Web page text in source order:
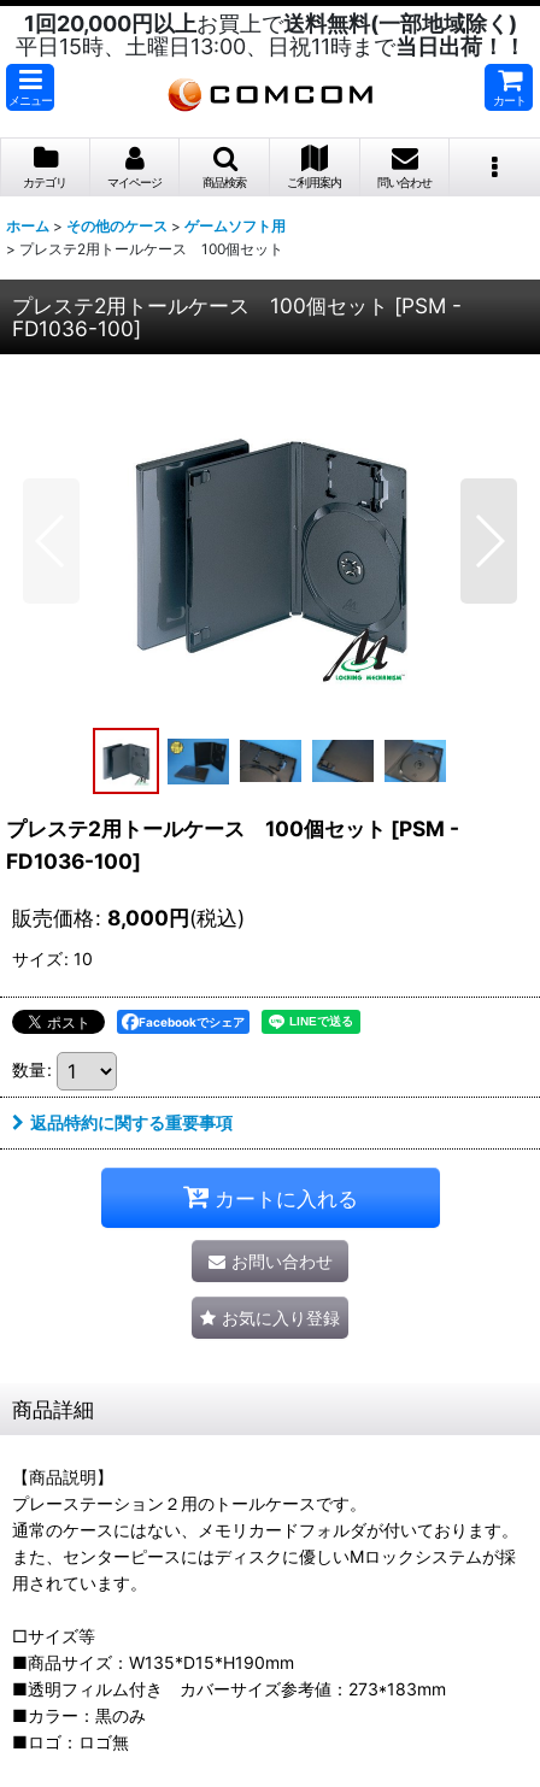
1回20,000円以上お買上で送料無料(一部地域除く)
平日15時、土曜日13:00、日祝11時まで当日出荷！！
メニュー カート
カテゴリ マイページ 商品検索 ご利用案内 問い合わせ
ホーム > その他のケース > ゲームソフト用
> プレステ2用トールケース 100個セット
プレステ2用トールケース 100個セット [PSM -
FD1036-100]
プレステ2用トールケース 100個セット [PSM -
FD1036-100]
販売価格: 8,000円(税込)
サイズ: 10
Facebookでシェア
数量:
返品特約に関する重要事項
カートに入れる
お問い合わせ
お気に入り登録
商品詳細
【商品説明】
プレーステーション２用のトールケースです。
通常のケースにはない、メモリカードフォルダが付いております。
また、センターピースにはディスクに優しいMロックシステムが採
用されています。
□サイズ等
■商品サイズ：W135*D15*H190mm
■透明フィルム付き カバーサイズ参考値：273*183mm
■カラー：黒のみ
■ロゴ：ロゴ無